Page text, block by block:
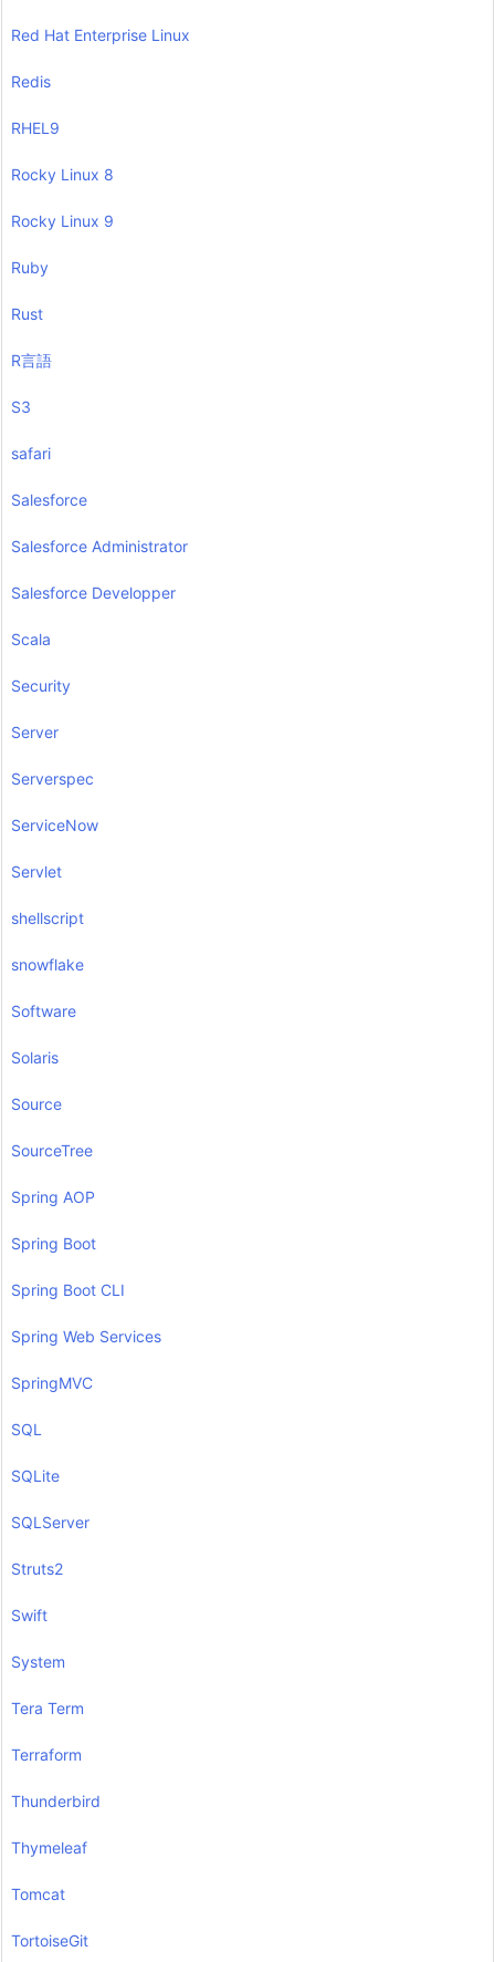
Red Hat Enterprise Linux
Redis
RHEL9
Rocky Linux 8
Rocky Linux 9
Ruby
Rust
R言語
S3
safari
Salesforce
Salesforce Administrator
Salesforce Developper
Scala
Security
Server
Serverspec
ServiceNow
Servlet
shellscript
snowflake
Software
Solaris
Source
SourceTree
Spring AOP
Spring Boot
Spring Boot CLI
Spring Web Services
SpringMVC
SQL
SQLite
SQLServer
Struts2
Swift
System
Tera Term
Terraform
Thunderbird
Thymeleaf
Tomcat
TortoiseGit